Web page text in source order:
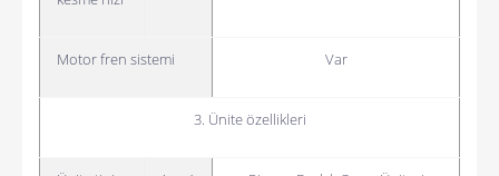
Motor fren sistemi Var
3. Ünite özellikleri